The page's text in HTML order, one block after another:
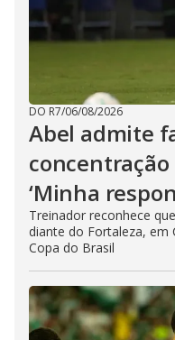
DO R7/06/08/2026
Abel admite
concentração
‘Minha
Treinador reconhece
diante do Fortaleza, em
Copa do Brasil